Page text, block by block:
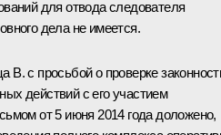
для отвода следователя
дела не имеется.
с просьбой о проверке
действий с его участием
от 5 июня 2014 года доложено,